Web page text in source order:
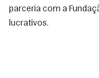
parceria com a
lucrativos.